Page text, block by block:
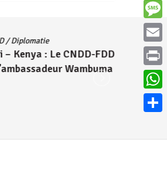
/Diplomatie
– Kenya : Le CNDD-FDD
Wambuma
Email
Print